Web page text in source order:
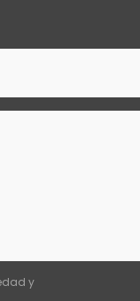
y